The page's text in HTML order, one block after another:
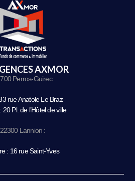
AXMOR
Perros-Guirec
rue Anatole Le Braz
20 Pl. de l’Hôtel de ville
22300 Lannion :
: 16 rue Saint-Yves